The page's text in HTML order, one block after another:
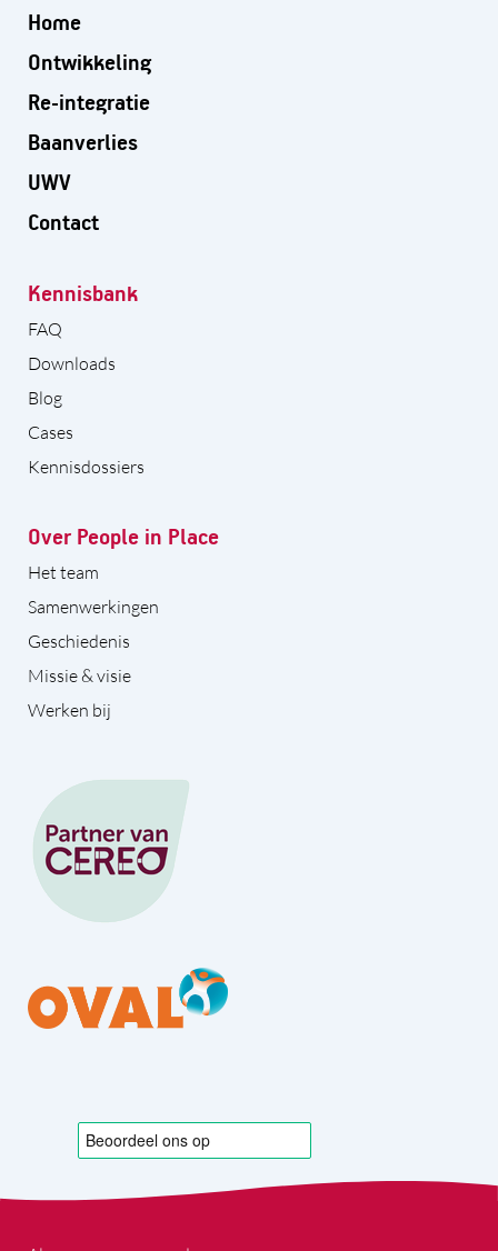
Home
Ontwikkeling
Re-integratie
Baanverlies
UWV
Contact
Kennisbank
FAQ
Downloads
Blog
Cases
Kennisdossiers
Over People in Place
Het team
Samenwerkingen
Geschiedenis
Missie & visie
Werken bij